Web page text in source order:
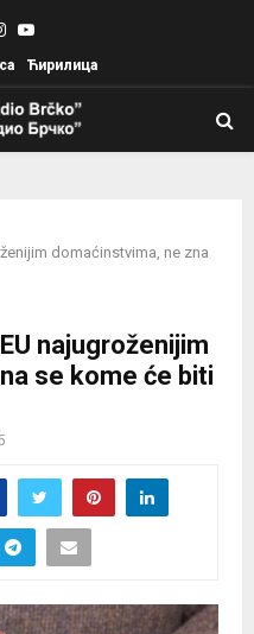
Instagram
Youtube
Ћирилица
domaćinstvima, ne zna
najugroženijim
se kome će biti